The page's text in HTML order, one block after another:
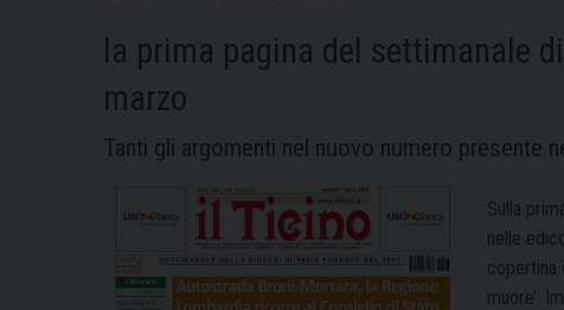
la prima pagina del settimanale
marzo
Tanti gli argomenti nel nuovo numero presente
Sulla
nelle
copertina
muore’.